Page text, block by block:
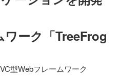
ワーク「TreeFrog
型Webフレームワーク